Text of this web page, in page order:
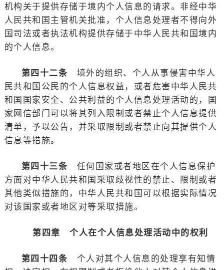
机构关于提供存储于境内个人信息的请求。非经中华
人民共和国主管机关批准，个人信息处理者不得向外
国司法或者执法机构提供存储于中华人民共和国境内
的个人信息。
第四十二条 境外的组织、个人从事侵害中华人
民共和国公民的个人信息权益，或者危害中华人民共
和国国家安全、公共利益的个人信息处理活动的，国
家网信部门可以将其列入限制或者禁止个人信息提供
清单，予以公告，并采取限制或者禁止向其提供个人
信息等措施。
第四十三条 任何国家或者地区在个人信息保护
方面对中华人民共和国采取歧视性的禁止、限制或者
其他类似措施的，中华人民共和国可以根据实际情况
对该国家或者地区对等采取措施。
第四章 个人在个人信息处理活动中的权利
第四十四条 个人对其个人信息的处理享有知情